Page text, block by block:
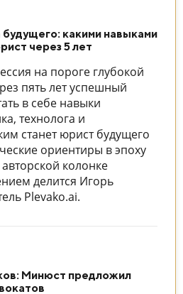
какими навыками
через 5 лет
на пороге глубокой
пять лет успешный
в себе навыки
технолога и
станет юрист будущего
ориентиры в эпоху
колонке
делится Игорь
Plevako.ai.
Минюст предложил